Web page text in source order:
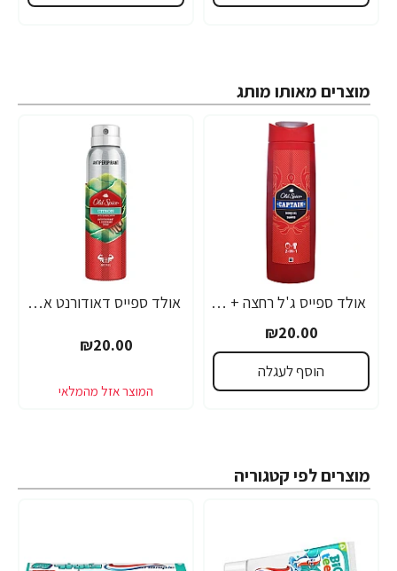
מוצרים מאותו מותג
אולד ספייס ג'ל רחצה + שמפו CAPTAIN קפטן 400 מ"ל - מבית Old Spice
₪20.00
הוסף לעגלה
אולד ספייס דאודורנט אנטי פרספירנט גוף CITRON סיטרון 150 מ"ל - מבית Old Spice
₪20.00
מוצרים לפי קטגוריה